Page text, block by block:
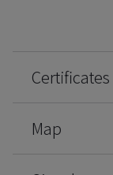
Certificates
Map